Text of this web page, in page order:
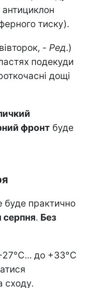
тиску).
- Ред.)
подекуди
дощі
фронт буде
практично
серпня. Без
до +33°C
сходу.